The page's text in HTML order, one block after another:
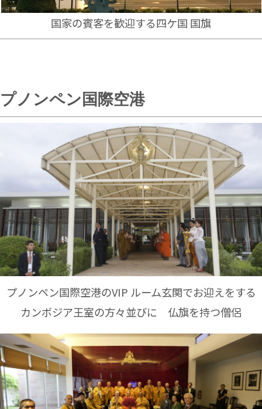
国家の賓客を歓迎する四ケ国 国旗
プノンペン国際空港
プノンペン国際空港のVIP ルーム玄関でお迎えをする
カンボジア王室の方々並びに 仏旗を持つ僧侶